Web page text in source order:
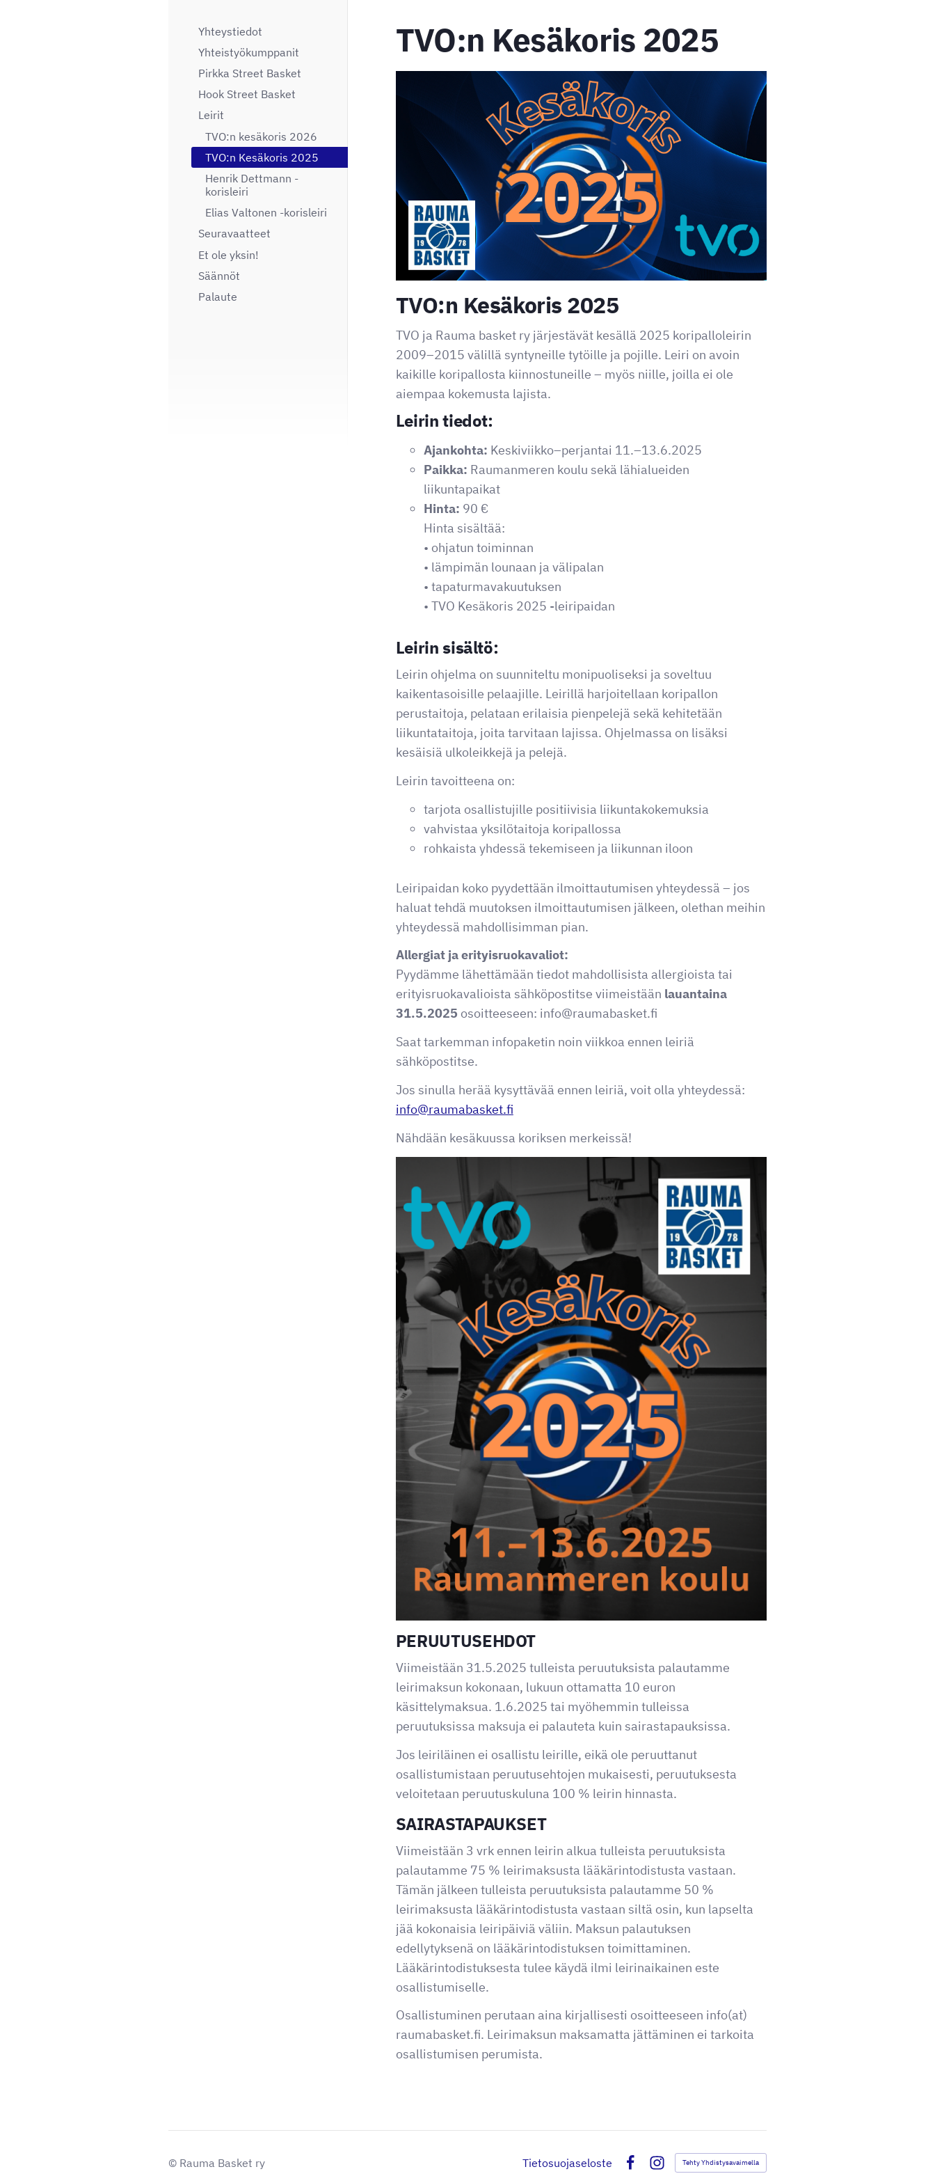
Yhteystiedot
Yhteistyökumppanit
Pirkka Street Basket
Hook Street Basket
Leirit
TVO:n kesäkoris 2026
TVO:n Kesäkoris 2025
Henrik Dettmann -
korisleiri
Elias Valtonen -korisleiri
Seuravaatteet
Et ole yksin!
Säännöt
Palaute
TVO:n Kesäkoris 2025
TVO:n Kesäkoris 2025
TVO ja Rauma basket ry järjestävät kesällä 2025 koripalloleirin
2009–2015 välillä syntyneille tytöille ja pojille. Leiri on avoin
kaikille koripallosta kiinnostuneille – myös niille, joilla ei ole
aiempaa kokemusta lajista.
Leirin tiedot:
Ajankohta: Keskiviikko–perjantai 11.–13.6.2025
Paikka: Raumanmeren koulu sekä lähialueiden
liikuntapaikat
Hinta: 90 €
Hinta sisältää:
• ohjatun toiminnan
• lämpimän lounaan ja välipalan
• tapaturmavakuutuksen
• TVO Kesäkoris 2025 -leiripaidan
Leirin sisältö:
Leirin ohjelma on suunniteltu monipuoliseksi ja soveltuu
kaikentasoisille pelaajille. Leirillä harjoitellaan koripallon
perustaitoja, pelataan erilaisia pienpelejä sekä kehitetään
liikuntataitoja, joita tarvitaan lajissa. Ohjelmassa on lisäksi
kesäisiä ulkoleikkejä ja pelejä.
Leirin tavoitteena on:
tarjota osallistujille positiivisia liikuntakokemuksia
vahvistaa yksilötaitoja koripallossa
rohkaista yhdessä tekemiseen ja liikunnan iloon
Leiripaidan koko pyydettään ilmoittautumisen yhteydessä – jos
haluat tehdä muutoksen ilmoittautumisen jälkeen, olethan meihin
yhteydessä mahdollisimman pian.
Allergiat ja erityisruokavaliot:
Pyydämme lähettämään tiedot mahdollisista allergioista tai
erityisruokavalioista sähköpostitse viimeistään lauantaina
31.5.2025 osoitteeseen: info@raumabasket.fi
Saat tarkemman infopaketin noin viikkoa ennen leiriä
sähköpostitse.
Jos sinulla herää kysyttävää ennen leiriä, voit olla yhteydessä:
info@raumabasket.fi
Nähdään kesäkuussa koriksen merkeissä!
PERUUTUSEHDOT
Viimeistään 31.5.2025 tulleista peruutuksista palautamme
leirimaksun kokonaan, lukuun ottamatta 10 euron
käsittelymaksua. 1.6.2025 tai myöhemmin tulleissa
peruutuksissa maksuja ei palauteta kuin sairastapauksissa.
Jos leiriläinen ei osallistu leirille, eikä ole peruuttanut
osallistumistaan peruutusehtojen mukaisesti, peruutuksesta
veloitetaan peruutuskuluna 100 % leirin hinnasta.
SAIRASTAPAUKSET
Viimeistään 3 vrk ennen leirin alkua tulleista peruutuksista
palautamme 75 % leirimaksusta lääkärintodistusta vastaan.
Tämän jälkeen tulleista peruutuksista palautamme 50 %
leirimaksusta lääkärintodistusta vastaan siltä osin, kun lapselta
jää kokonaisia leiripäiviä väliin. Maksun palautuksen
edellytyksenä on lääkärintodistuksen toimittaminen.
Lääkärintodistuksesta tulee käydä ilmi leirinaikainen este
osallistumiselle.
Osallistuminen perutaan aina kirjallisesti osoitteeseen info(at)
raumabasket.fi. Leirimaksun maksamatta jättäminen ei tarkoita
osallistumisen perumista.
© Rauma Basket ry
Tietosuojaseloste
Instagram
Tehty Yhdistysavaimella